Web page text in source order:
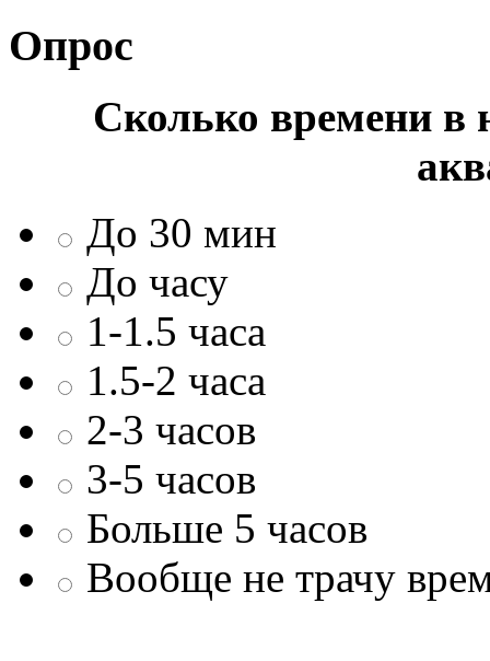
Опрос
Сколько времени в
До 30 мин
До часу
1-1.5 часа
1.5-2 часа
2-3 часов
3-5 часов
Больше 5 часов
Вообще не трачу